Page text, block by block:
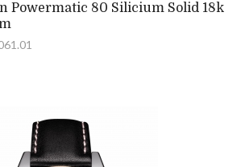
Powermatic 80 Silicium Solid 18k